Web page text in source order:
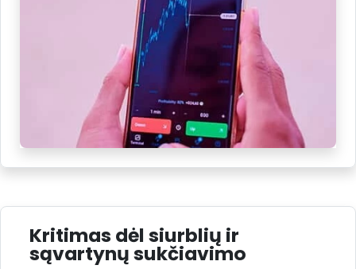
Kritimas dėl siurblių ir
sąvartynų sukčiavimo